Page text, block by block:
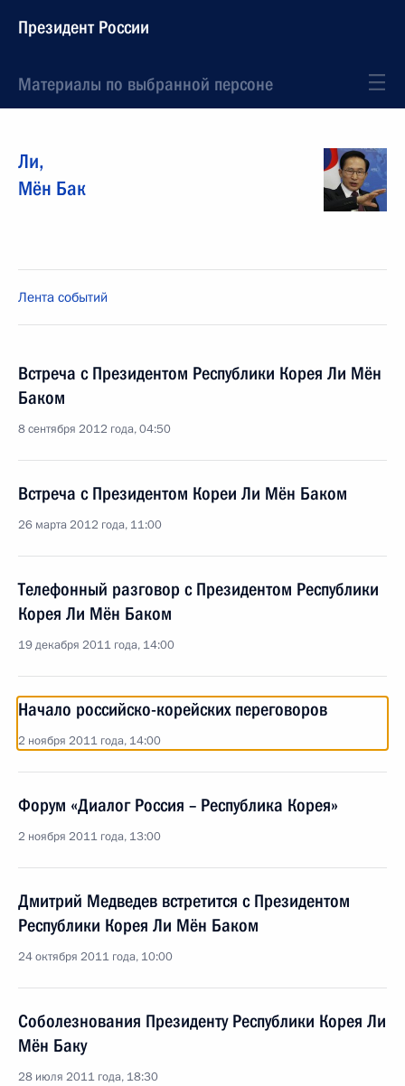
Президент России
Материалы по выбранной персоне
Ли,
Мён Бак
Лента событий
Встреча с Президентом Республики Корея Ли Мён
Баком
8 сентября 2012 года, 04:50
Встреча с Президентом Кореи Ли Мён Баком
26 марта 2012 года, 11:00
Телефонный разговор с Президентом Республики
Корея Ли Мён Баком
19 декабря 2011 года, 14:00
Начало российско-корейских переговоров
2 ноября 2011 года, 14:00
Форум «Диалог Россия – Республика Корея»
2 ноября 2011 года, 13:00
Дмитрий Медведев встретится с Президентом
Республики Корея Ли Мён Баком
24 октября 2011 года, 10:00
Соболезнования Президенту Республики Корея Ли
Мён Баку
28 июля 2011 года, 18:30